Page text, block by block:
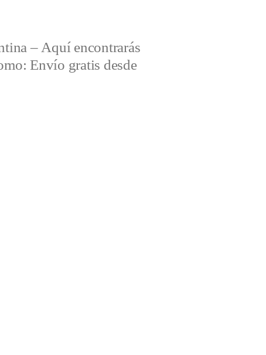
– Aquí encontrarás
Envío gratis desde